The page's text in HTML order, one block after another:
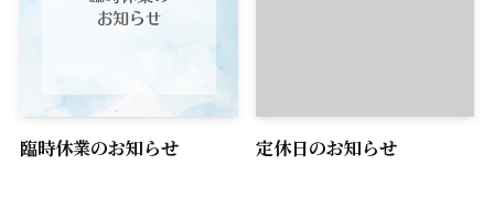
臨時休業のお知らせ 定休日のお知らせ